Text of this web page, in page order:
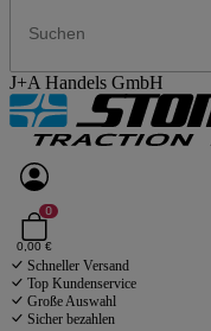
J+A Handels GmbH
0
0,00 €
Schneller Versand
Top Kundenservice
Große Auswahl
Sicher bezahlen